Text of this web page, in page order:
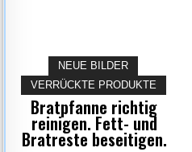
NEUE BILDER
VERRÜCKTE PRODUKTE
Bratpfanne richtig
reinigen. Fett- und
Bratreste beseitigen.